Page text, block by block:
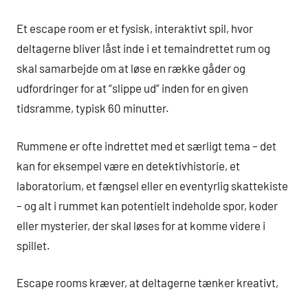
Et escape room er et fysisk, interaktivt spil, hvor
deltagerne bliver låst inde i et temaindrettet rum og
skal samarbejde om at løse en række gåder og
udfordringer for at “slippe ud” inden for en given
tidsramme, typisk 60 minutter.
Rummene er ofte indrettet med et særligt tema – det
kan for eksempel være en detektivhistorie, et
laboratorium, et fængsel eller en eventyrlig skattekiste
– og alt i rummet kan potentielt indeholde spor, koder
eller mysterier, der skal løses for at komme videre i
spillet.
Escape rooms kræver, at deltagerne tænker kreativt,